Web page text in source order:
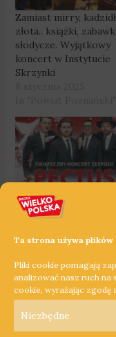
Ta strona używa plików
Pliki cookie pomagają
analizować nasz ruch na
cookie, wyrażając zgodę
Niezbędne
Zamiast mirry,
złota.. książki,
słodycze. Wyjątkowy
koncert w Instytucie
Skrzynki
Swarzędz zaprasza na
koncert świąteczny
zespołu Pectus
In "Powiat Poznański"
Poprzedni Wpis